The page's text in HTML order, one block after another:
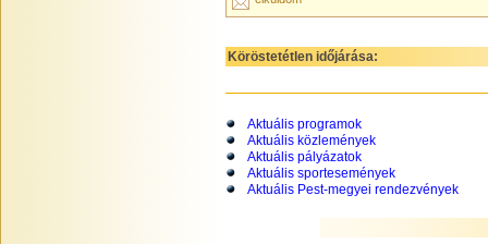
Köröstetétlen időjárása:
Aktuális programok
Aktuális közlemények
Aktuális pályázatok
Aktuális sportesemények
Aktuális Pest-megyei rendezvények